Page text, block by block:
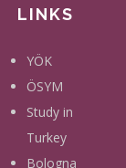
LINKS
YÖK
ÖSYM
Study in
Turkey
Bologna